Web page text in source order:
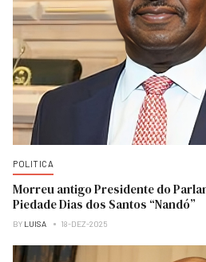
POLITICA
Morreu antigo Presidente do
Piedade Dias dos Santos “Nandó”
BY LUISA 18-DEZ-2025